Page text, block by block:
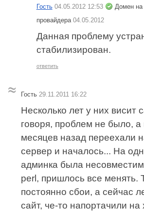
Гость 04.05.2012 12:53
Домен на
провайдера 04.05.2012
Данная проблему
стабилизирован.
ответить
Гость 29.11.2011 16:22
Несколько лет у них висит
говоря, проблем не было, а
месяцев назад переехали
сервер и началось... На
админка была
perl, пришлось все менять.
постоянно сбои, а сейчас
сайт, че-то напортачили на